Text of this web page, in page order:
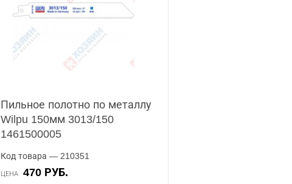
Пильное полотно по металлу
Wilpu 150мм 3013/150
1461500005
Код товара — 210351
ЦЕНА 470 РУБ.